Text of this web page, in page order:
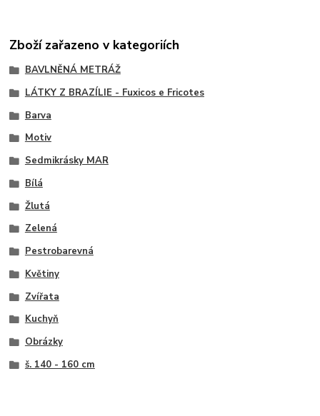
Zboží zařazeno v kategoriích
BAVLNĚNÁ METRÁŽ
LÁTKY Z BRAZÍLIE - Fuxicos e Fricotes
Barva
Motiv
Sedmikrásky MAR
Bílá
Žlutá
Zelená
Pestrobarevná
Květiny
Zvířata
Kuchyň
Obrázky
š. 140 - 160 cm